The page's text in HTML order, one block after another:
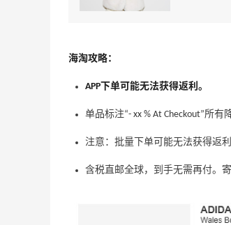
海淘攻略：
APP下单可能无法获得返利。
单品标注“- xx % At Checkout”所
注意：批量下单可能无法获得返
含税直邮全球，到手无需再付。
Eileen Fisher
5134人获得返利
最高3%返利